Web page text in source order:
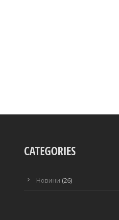
CATEGORIES
Новини (26)